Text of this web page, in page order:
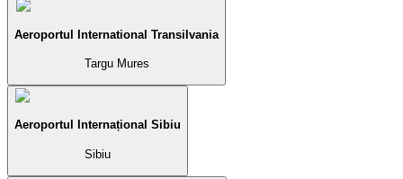
Aeroportul International Transilvania
Targu Mures
Aeroportul Internațional Sibiu
Sibiu